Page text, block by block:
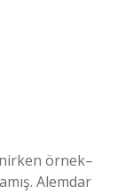
örnek–
Alemdar